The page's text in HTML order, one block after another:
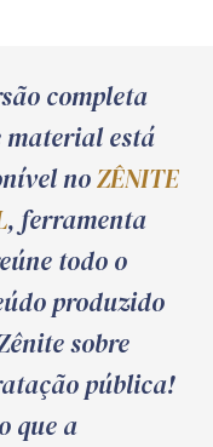
000
6616
completa
material está
noZÊNITE
, ferramenta
todo o
produzido
sobre
pública!
que a